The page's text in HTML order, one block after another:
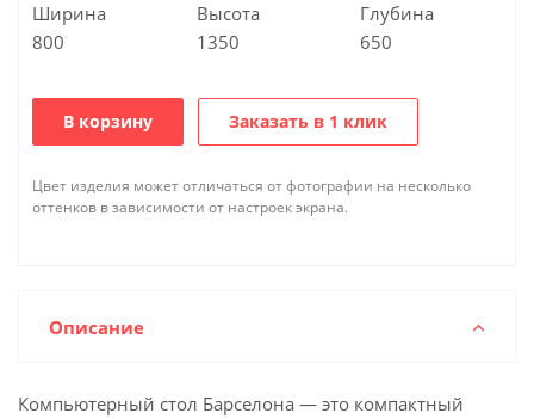
Ширина
800
Высота
1350
Глубина
650
В корзину Заказать в 1 клик
Цвет изделия может отличаться от фотографии на несколько
оттенков в зависимости от настроек экрана.
Описание
Компьютерный стол Барселона — это компактный